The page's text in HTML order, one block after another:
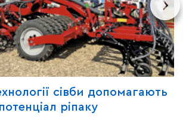
сівби допомагають
ріпаку